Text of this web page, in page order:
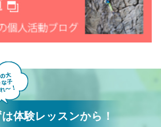
は体験レッスンから！